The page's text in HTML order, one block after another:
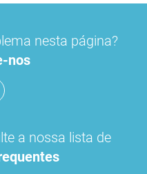
nesta página?
nos
a nossa lista de